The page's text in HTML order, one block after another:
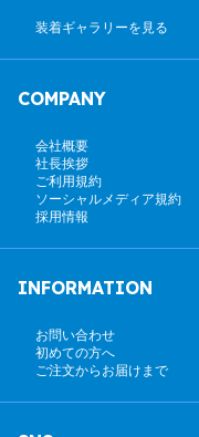
装着ギャラリーを見る
COMPANY
会社概要
社長挨拶
ご利用規約
ソーシャルメディア規約
採用情報
INFORMATION
お問い合わせ
初めての方へ
ご注文からお届けまで